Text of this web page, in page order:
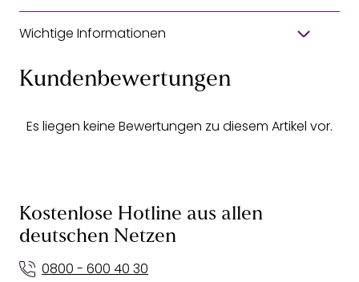
Wichtige Informationen
Kundenbewertungen
Es liegen keine Bewertungen zu diesem Artikel vor.
Kostenlose Hotline aus allen
deutschen Netzen
0800 - 600 40 30